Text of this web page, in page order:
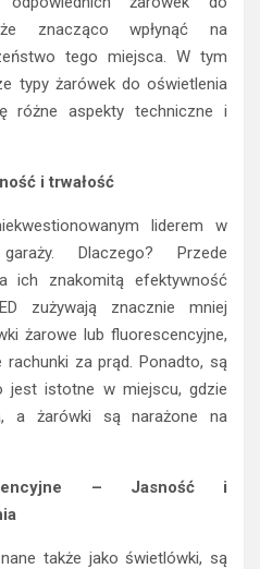
znacząco wpłynąć na
tego miejsca. W tym
typy żarówek do oświetlenia
różne aspekty techniczne i
i trwałość
liderem w
Dlaczego? Przede
ich znakomitą efektywność
zużywają znacznie mniej
żarowe lub fluorescencyjne,
rachunki za prąd. Ponadto, są
jest istotne w miejscu, gdzie
a żarówki są narażone na
– Jasność i
także jako świetlówki, są